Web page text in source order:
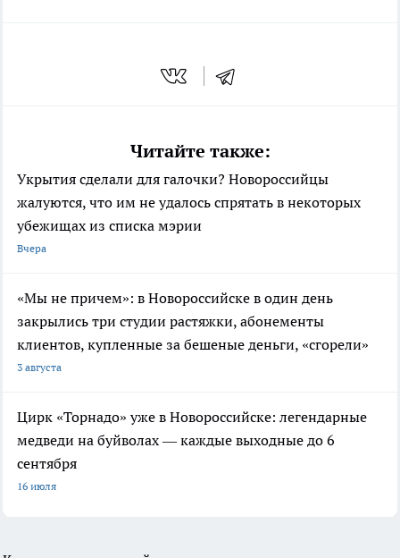
Читайте также:
Укрытия сделали для галочки? Новороссийцы
жалуются, что им не удалось спрятать в некоторых
убежищах из списка мэрии
Вчера
«Мы не причем»: в Новороссийске в один день
закрылись три студии растяжки, абонементы
клиентов, купленные за бешеные деньги, «сгорели»
3 августа
Цирк «Торнадо» уже в Новороссийске: легендарные
медведи на буйволах — каждые выходные до 6
сентября
16 июля